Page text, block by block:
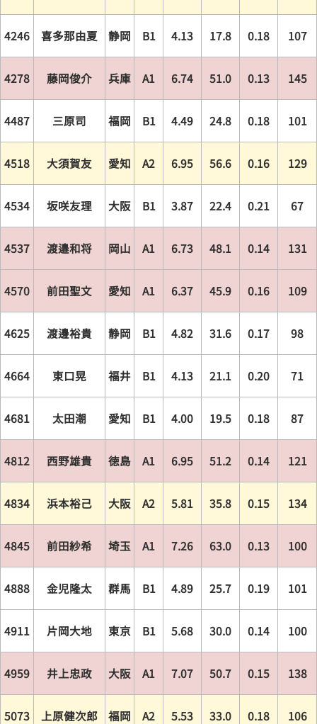
4246 喜多那由夏 静岡 B1 4.13 17.8 0.18 107
4278 藤岡俊介 兵庫 A1 6.74 51.0 0.13 145
4487 三原司 福岡 B1 4.49 24.8 0.18 101
4518 大須賀友 愛知 A2 6.95 56.6 0.16 129
4534 坂咲友理 大阪 B1 3.87 22.4 0.21 67
4537 渡邉和将 岡山 A1 6.73 48.1 0.14 131
4570 前田聖文 愛知 A1 6.37 45.9 0.16 109
4625 渡邊裕貴 静岡 B1 4.82 31.6 0.17 98
4664 東口晃 福井 B1 4.13 21.1 0.20 71
4681 太田潮 愛知 B1 4.00 19.5 0.18 87
4812 西野雄貴 徳島 A1 6.95 51.2 0.14 121
4834 浜本裕己 大阪 A2 5.81 35.8 0.15 134
4845 前田紗希 埼玉 A1 7.26 63.0 0.13 100
4888 金児隆太 群馬 B1 4.89 25.7 0.19 101
4911 片岡大地 東京 B1 5.68 30.0 0.14 100
4959 井上忠政 大阪 A1 7.07 50.7 0.15 138
5073 上原健次郎 福岡 A2 5.53 33.0 0.18 106